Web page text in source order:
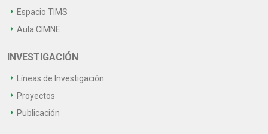
Espacio TIMS
Aula CIMNE
INVESTIGACIÓN
Líneas de Investigación
Proyectos
Publicación